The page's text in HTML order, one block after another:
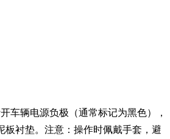
车辆电源负极（通常标记为黑色），
板衬垫。注意：操作时佩戴手套，避